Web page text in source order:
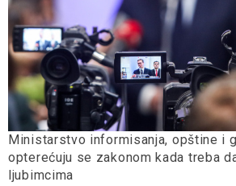
Ministarstvo informisanja, opštine i
opterećuju se zakonom kada treba
ljubimcima